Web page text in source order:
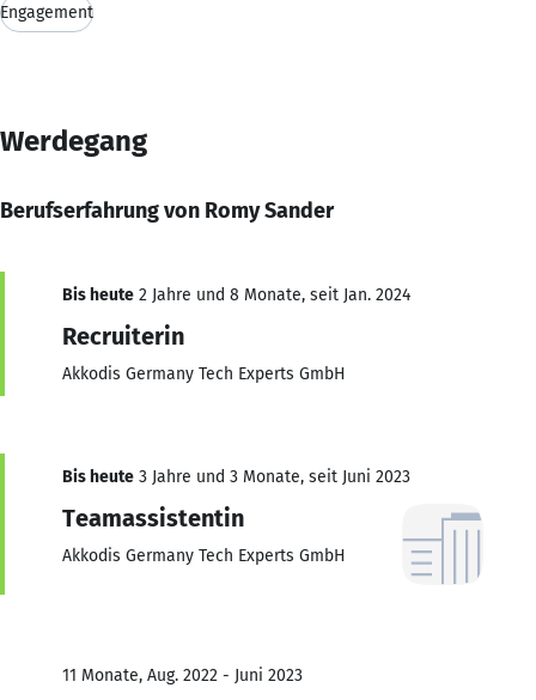
Engagement
Werdegang
Berufserfahrung von Romy Sander
Bis heute 2 Jahre und 8 Monate, seit Jan. 2024
Recruiterin
Akkodis Germany Tech Experts GmbH
Bis heute 3 Jahre und 3 Monate, seit Juni 2023
Teamassistentin
Akkodis Germany Tech Experts GmbH
11 Monate, Aug. 2022 - Juni 2023